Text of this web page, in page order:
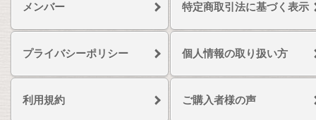
メンバー 特定商取引法に基づく表示
プライバシーポリシー 個人情報の取り扱い方
利用規約 ご購入者様の声